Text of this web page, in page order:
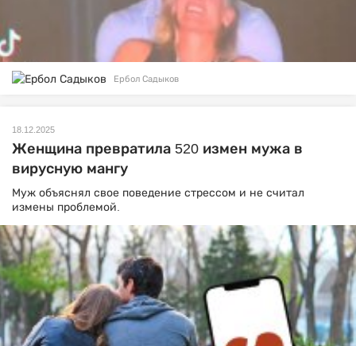
Ербол Садыков
18.12.2025
Женщина превратила 520 измен мужа в
вирусную мангу
Муж объяснял свое поведение стрессом и не считал
измены проблемой.